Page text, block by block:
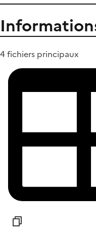
4 fichiers principaux